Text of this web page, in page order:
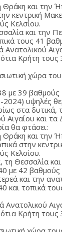
και την
κεντρική
Κελσίου.
και την
τους 41
Ανατολικού
Κρήτη τους
χώρα
με 39 βαθμούς
υψηλές
στα δυτικά,
Αιγαίου και
θα φτάσει:
και την
στην
Κελσίου.
τη Θεσσαλία και
με 42 βαθμούς
και την
και τοπικά
Ανατολικού
Κρήτη τους